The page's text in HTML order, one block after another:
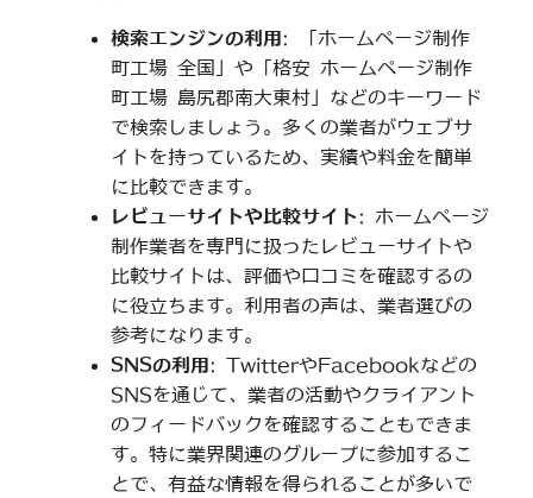
検索エンジンの利用 : 「ホームページ制作
町工場 全国」や「格安 ホームページ制作
町工場 島尻郡南大東村」などのキーワード
で検索しましょう。多くの業者がウェブサ
イトを持っているため、実績や料金を簡単
に比較できます。
レビューサイトや比較サイト: ホームページ
制作業者を専門に扱ったレビューサイトや
比較サイトは、評価や口コミを確認するの
に役立ちます。利用者の声は、業者選びの
参考になります。
SNSの利用 : TwitterやFacebookなどの
SNSを通じて、業者の活動やクライアント
のフィードバックを確認することもできま
す。特に業界関連のグループに参加するこ
とで、有益な情報を得られることが多いで